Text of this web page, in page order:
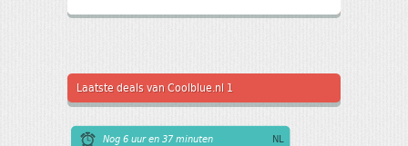
Laatste deals van Coolblue.nl 1
Nog 6 uur en 37 minuten NL